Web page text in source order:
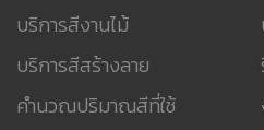
บริการสีงานไม้
บริการสีสร้างลาย
คำนวณปริมาณสีที่ใช้